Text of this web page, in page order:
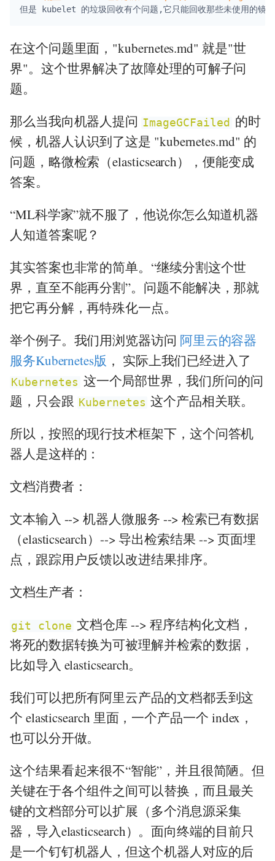
但是 kubelet 的垃圾回收有个问题,它只能回收那些未使用的镜
在这个问题里面，"kubernetes.md" 就是"世
界"。这个世界解决了故障处理的可解子问
题。
那么当我向机器人提问 ImageGCFailed 的时
候，机器人认识到了这是 "kubernetes.md" 的
问题，略微检索（elasticsearch），便能变成
答案。
“ML科学家”就不服了，他说你怎么知道机器
人知道答案呢？
其实答案也非常的简单。“继续分割这个世
界，直至不能再分割”。问题不能解决，那就
把它再分解，再特殊化一点。
举个例子。我们用浏览器访问 阿里云的容器
服务Kubernetes版 ， 实际上我们已经进入了
Kubernetes 这一个局部世界，我们所问的问
题，只会跟 Kubernetes 这个产品相关联。
所以，按照的现行技术框架下，这个问答机
器人是这样的：
文档消费者：
文本输入 --> 机器人微服务 --> 检索已有数据
（elasticsearch）--> 导出检索结果 --> 页面埋
点，跟踪用户反馈以改进结果排序。
文档生产者：
git clone 文档仓库 --> 程序结构化文档，
将死的数据转换为可被理解并检索的数据，
比如导入 elasticsearch。
我们可以把所有阿里云产品的文档都丢到这
个 elasticsearch 里面，一个产品一个 index，
也可以分开做。
这个结果看起来很不“智能”，并且很简陋。但
关键在于各个组件之间可以替换，而且最关
键的文档部分可以扩展（多个消息源采集
器，导入elasticsearch）。面向终端的目前只
是一个钉钉机器人，但这个机器人对应的后